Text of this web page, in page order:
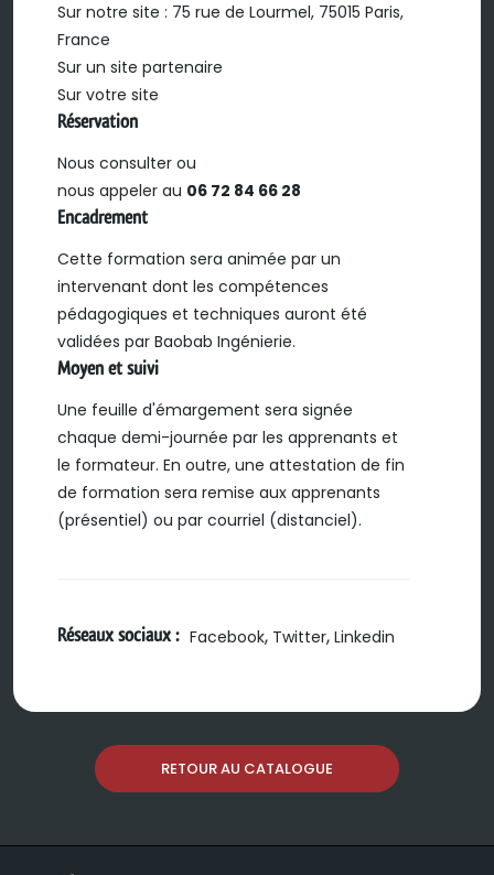
Sur notre site : 75 rue de Lourmel, 75015 Paris,
France
Sur un site partenaire
Sur votre site
Réservation
Nous consulter ou
nous appeler au 06 72 84 66 28
Encadrement
Cette formation sera animée par un
intervenant dont les compétences
pédagogiques et techniques auront été
validées par Baobab Ingénierie.
Moyen et suivi
Une feuille d'émargement sera signée
chaque demi-journée par les apprenants et
le formateur. En outre, une attestation de fin
de formation sera remise aux apprenants
(présentiel) ou par courriel (distanciel).
Réseaux sociaux : Facebook, Twitter, Linkedin
RETOUR AU CATALOGUE